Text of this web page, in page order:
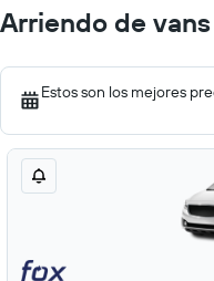
Arriendo de
Estos son los mejores